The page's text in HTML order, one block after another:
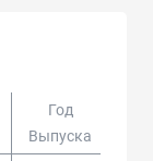
Год
Выпуска